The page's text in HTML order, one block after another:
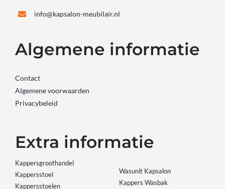
info@kapsalon-meubilair.nl
Algemene informatie
Contact
Algemene voorwaarden
Privacybeleid
Extra informatie
Kappersgroothandel
Kappersstoel
Kappersstoelen
Wasunit Kapsalon
Kappers Wasbak